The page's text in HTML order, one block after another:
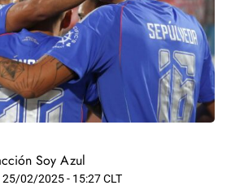
Soy Azul
25/02/2025 - 15:27 CLT